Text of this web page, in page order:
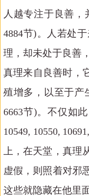
人越专注于良善，
4884节)。人若处
理，却未处于良善
真理来自良善时，
殖增多，以至于产
6663节)。不仅如
10549, 10550,
上，在天堂，真
虚假，则照着对邪
这些就隐藏在他里